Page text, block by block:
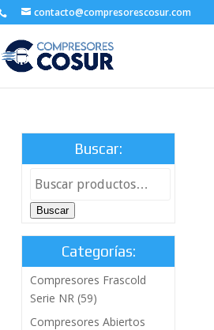
contacto@compresorescosur.com
Buscar:
Buscar
Categorías:
Compresores Frascold
Serie NR (59)
Compresores Abiertos